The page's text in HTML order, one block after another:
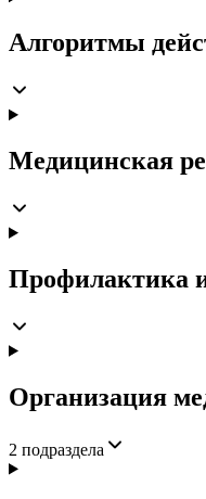
Алгоритмы
Медицинская
Профилактика
Организация
2 подраздела